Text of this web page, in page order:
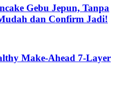
Gebu Jepun, Tanpa
dan Confirm Jadi!
Make-Ahead 7-Layer